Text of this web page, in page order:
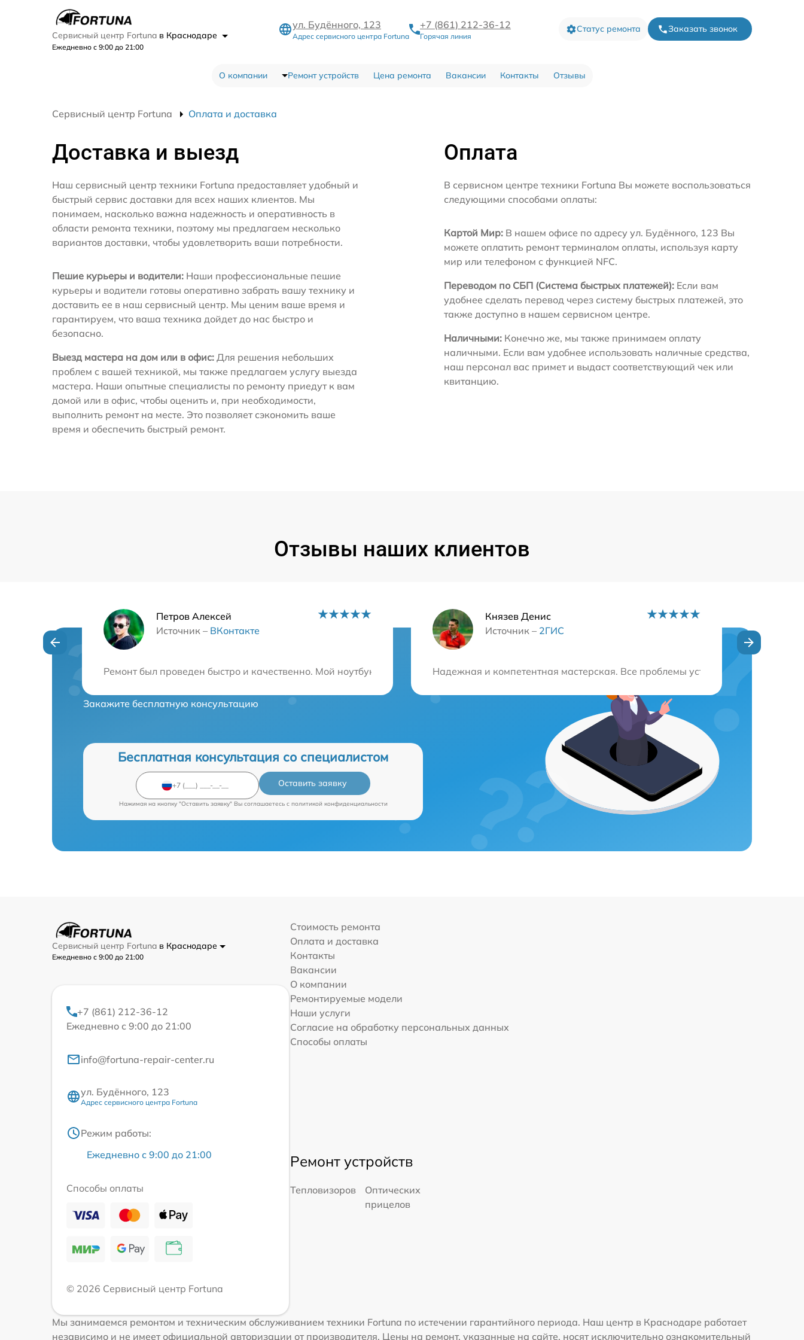
Сервисный центр Fortuna в Краснодаре
Ежедневно с 9:00 до 21:00
ул. Будённого, 123
Адрес сервисного центра Fortuna
+7 (861) 212-36-12
Горячая линия
Статус ремонта Заказать звонок
О компании Ремонт устройств Цена ремонта Вакансии Контакты Отзывы
Сервисный центр Fortuna Оплата и доставка
Доставка и выезд
Наш сервисный центр техники Fortuna предоставляет удобный и
быстрый сервис доставки для всех наших клиентов. Мы
понимаем, насколько важна надежность и оперативность в
области ремонта техники, поэтому мы предлагаем несколько
вариантов доставки, чтобы удовлетворить ваши потребности.
Пешие курьеры и водители: Наши профессиональные пешие
курьеры и водители готовы оперативно забрать вашу технику и
доставить ее в наш сервисный центр. Мы ценим ваше время и
гарантируем, что ваша техника дойдет до нас быстро и
безопасно.
Выезд мастера на дом или в офис: Для решения небольших
проблем с вашей техникой, мы также предлагаем услугу выезда
мастера. Наши опытные специалисты по ремонту приедут к вам
домой или в офис, чтобы оценить и, при необходимости,
выполнить ремонт на месте. Это позволяет сэкономить ваше
время и обеспечить быстрый ремонт.
Оплата
В сервисном центре техники Fortuna Вы можете воспользоваться
следующими способами оплаты:
Картой Мир: В нашем офисе по адресу ул. Будённого, 123 Вы
можете оплатить ремонт терминалом оплаты, используя карту
мир или телефоном с функцией NFC.
Переводом по СБП (Система быстрых платежей): Если вам
удобнее сделать перевод через систему быстрых платежей, это
также доступно в нашем сервисном центре.
Наличными: Конечно же, мы также принимаем оплату
наличными. Если вам удобнее использовать наличные средства,
наш персонал вас примет и выдаст соответствующий чек или
квитанцию.
Отзывы наших клиентов
Петров Алексей
Источник – ВКонтакте
Ремонт был проведен быстро и качественно. Мой ноутбук находится в отличном состоянии после посещения данной мастерской. Спасибо за
Князев Денис
Источник – 2ГИС
Надежная и компетентная мастерская. Все проблемы устранили быстро,
Нужна консультация?
Закажите бесплатную консультацию
Бесплатная консультация со специалистом
Оставить заявку
Нажимая на кнопку "Оставить заявку" Вы соглашаетесь c политикой конфиденциальности
Сервисный центр Fortuna в Краснодаре
Ежедневно с 9:00 до 21:00
+7 (861) 212-36-12
Ежедневно с 9:00 до 21:00
info@fortuna-repair-center.ru
ул. Будённого, 123
Адрес сервисного центра Fortuna
Режим работы:
Ежедневно с 9:00 до 21:00
Способы оплаты
© 2026 Сервисный центр Fortuna
Стоимость ремонта
Оплата и доставка
Контакты
Вакансии
О компании
Ремонтируемые модели
Наши услуги
Согласие на обработку персональных данных
Способы оплаты
Ремонт устройств
Тепловизоров
Оптических
прицелов
Мы занимаемся ремонтом и техническим обслуживанием техники Fortuna по истечении гарантийного периода. Наш центр в Краснодаре работает
независимо и не имеет официальной авторизации от производителя. Цены на ремонт, указанные на сайте, носят исключительно ознакомительный